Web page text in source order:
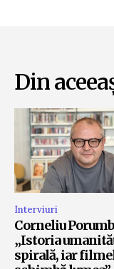
Din
Interviuri
Corneliu
„Istoria
spirală, iar